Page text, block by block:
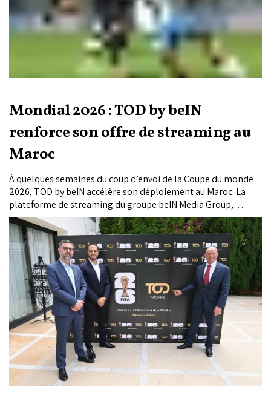
Mondial 2026 : TOD by beIN
renforce son offre de streaming au
Maroc
À quelques semaines du coup d’envoi de la Coupe du monde
2026, TOD by beIN accélère son déploiement au Maroc. La
plateforme de streaming du groupe beIN Media Group,
diffuseur officiel du Mondial dans la région MENA, entend
renforcer l’expérience des supporters marocains à travers
une offre davantage immersive, interactive et adaptée aux
nouveaux usages numériques.